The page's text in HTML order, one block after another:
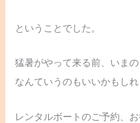
ということでした。
猛暑がやって来る前、いま
なんていうのもいいかもしれ
レンタルボートのご予約、